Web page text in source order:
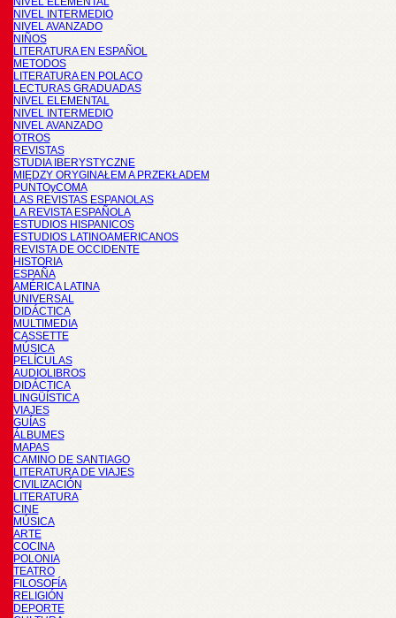
NIVEL INTERMEDIO
NIVEL AVANZADO
NIÑOS
LITERATURA EN ESPAÑOL
METODOS
LITERATURA EN POLACO
LECTURAS GRADUADAS
NIVEL ELEMENTAL
NIVEL INTERMEDIO
NIVEL AVANZADO
OTROS
REVISTAS
STUDIA IBERYSTYCZNE
MIĘDZY ORYGINAŁEM A PRZEKŁADEM
PUNTOyCOMA
LAS REVISTAS ESPANOLAS
LA REVISTA ESPAÑOLA
ESTUDIOS HISPANICOS
ESTUDIOS LATINOAMERICANOS
REVISTA DE OCCIDENTE
HISTORIA
ESPAÑA
AMÉRICA LATINA
UNIVERSAL
DIDÁCTICA
MULTIMEDIA
CASSETTE
MÚSICA
PELÍCULAS
AUDIOLIBROS
DIDÁCTICA
LINGÜÍSTICA
VIAJES
GUÍAS
ÁLBUMES
MAPAS
CAMINO DE SANTIAGO
LITERATURA DE VIAJES
CIVILIZACIÓN
LITERATURA
CINE
MÚSICA
ARTE
COCINA
POLONIA
TEATRO
FILOSOFÍA
RELIGIÓN
DEPORTE